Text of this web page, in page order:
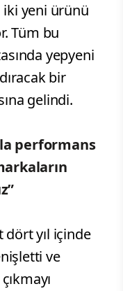
yeni ürünü
Tüm bu
yepyeni
bir
gelindi.
performans
dört yıl içinde
ve